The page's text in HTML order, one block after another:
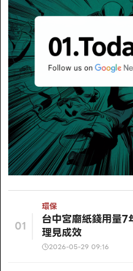
01
環保
台中宮廟紙錢用量
理見成效
2026-05-29 09:16